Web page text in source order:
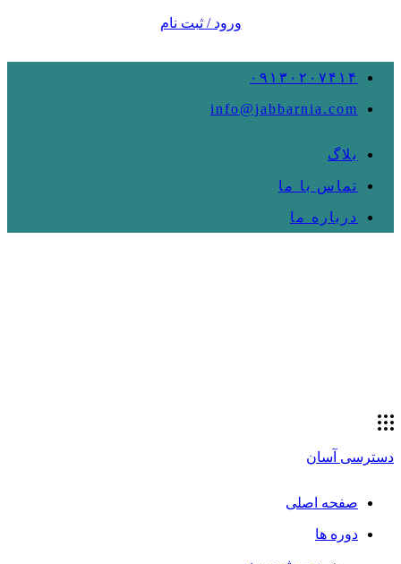
ورود / ثبت نام
۰۹۱۳۰۲۰۷۴۱۴
info@jabbarnia.com
بلاگ
تماس با ما
درباره ما
دسترسی آسان
صفحه اصلی
دوره ها